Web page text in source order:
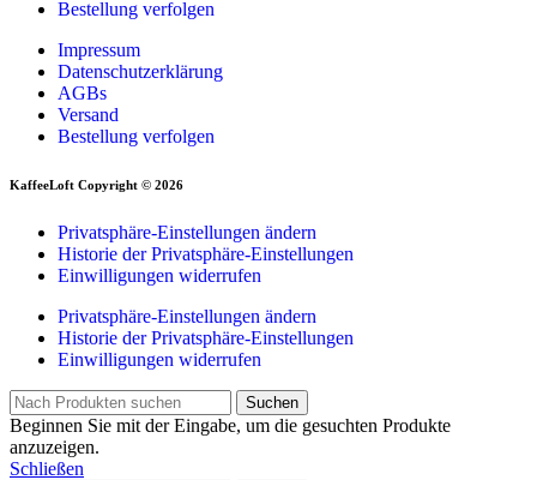
Bestellung verfolgen
Impressum
Datenschutzerklärung
AGBs
Versand
Bestellung verfolgen
KaffeeLoft Copyright © 2026
Privatsphäre-Einstellungen ändern
Historie der Privatsphäre-Einstellungen
Einwilligungen widerrufen
Privatsphäre-Einstellungen ändern
Historie der Privatsphäre-Einstellungen
Einwilligungen widerrufen
Suchen
Beginnen Sie mit der Eingabe, um die gesuchten Produkte
anzuzeigen.
Schließen